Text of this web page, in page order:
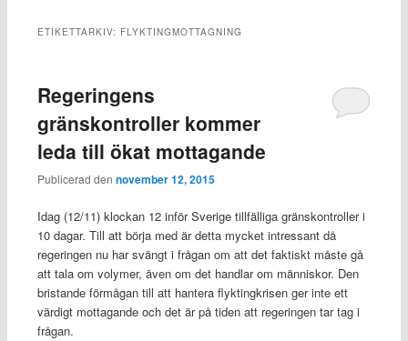
ETIKETTARKIV: FLYKTINGMOTTAGNING
Regeringens
gränskontroller kommer
leda till ökat mottagande
Publicerad den november 12, 2015
Idag (12/11) klockan 12 inför Sverige tillfälliga gränskontroller i
10 dagar. Till att börja med är detta mycket intressant då
regeringen nu har svängt i frågan om att det faktiskt måste gå
att tala om volymer, även om det handlar om människor. Den
bristande förmågan till att hantera flyktingkrisen ger inte ett
värdigt mottagande och det är på tiden att regeringen tar tag i
frågan.